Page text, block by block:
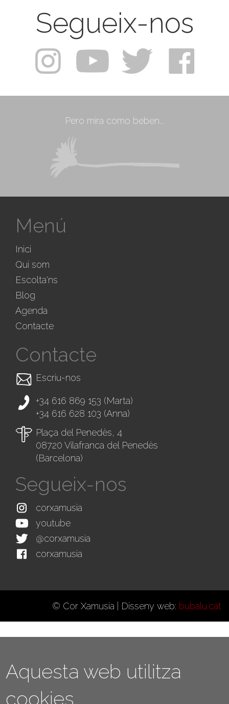
Segueix-nos
Pero mira como beben...
Menú
Inici
Qui som
Escolta'ns
Blog
Agenda
Contacte
Contacte
Escriu-nos
+34 616 869 153 (Marta)
+34 616 628 103 (Anna)
Plaça del Penedès, 4
08720 Vilafranca del Penedès
(Barcelona)
Segueix-nos
corxamusia
youtube
@corxamusia
corxamusia
© Cor Xamusia | Disseny web: bubalu.cat
Aquesta web utilitza
cookies